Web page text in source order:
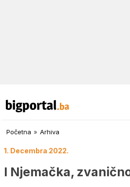
Početna » Arhiva
1. Decembra 2022.
I Njemačka,